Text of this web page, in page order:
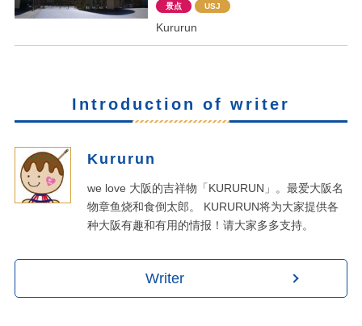
景点 USJ
Kururun
Introduction of writer
Kururun
we love 大阪的吉祥物「KURURUN」。最爱大阪名
物章鱼烧和食倒太郎。 KURURUN将为大家提供各
种大阪有趣和有用的情报！请大家多多支持。
Writer